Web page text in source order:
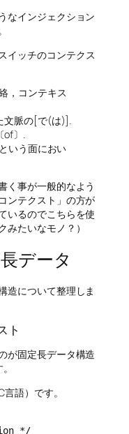
なインジェクション
イッチのコンテクス
，コンテキス
文脈の[で(は)].
of〕.
いう面におい
く事が一般的なよう
ンテクスト」の方が
いるのでこちらを使
みたいなモノ？）
データ
造について整理しま
ト
が固定長データ構造
語）です。